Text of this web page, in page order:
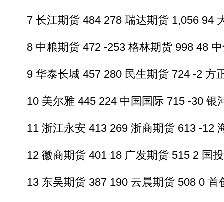
7 长江期货 484 278 瑞达期货 1,056 94
8 中粮期货 472 -253 格林期货 998 48 中
9 华泰长城 457 280 民生期货 724 -2 方
10 美尔雅 445 224 中国国际 715 -30 银
11 浙江永安 413 269 浙商期货 613 -12
12 徽商期货 401 18 广发期货 515 2 国投
13 东吴期货 387 190 云晨期货 508 0 首